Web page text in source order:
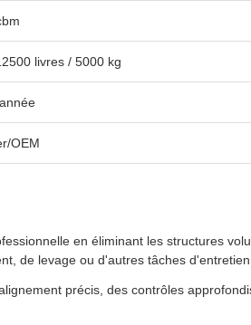
livres / 5000 kg
OEM
en éliminant les structures
de levage ou d'autres tâches d'entretien
précis, des contrôles